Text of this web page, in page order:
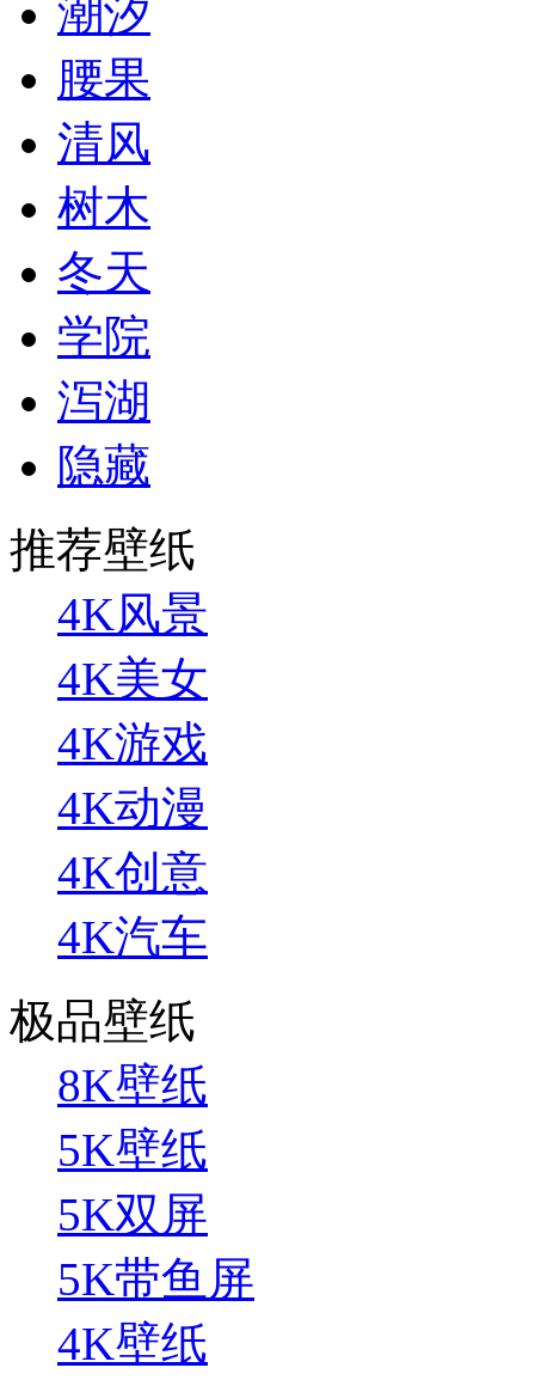
潮汐
腰果
清风
树木
冬天
学院
泻湖
隐藏
推荐壁纸
4K风景
4K美女
4K游戏
4K动漫
4K创意
4K汽车
极品壁纸
8K壁纸
5K壁纸
5K双屏
5K带鱼屏
4K壁纸